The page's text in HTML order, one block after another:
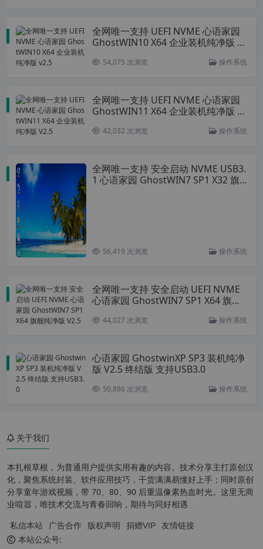
全网唯一支持 UEFI NVME 心语家园
GhostWIN10 X64 企业装机纯净版 v
54,075 次浏览 操作系统
全网唯一支持 UEFI NVME 心语家园
GhostWIN11 X64 企业装机纯净版 V
42,032 次浏览 操作系统
全网唯一支持 安全启动 NVME USB3.
1 心语家园 GhostWIN7 SP1 X32 旗
56,419 次浏览 操作系统
全网唯一支持 安全启动 UEFI NVME
心语家园 GhostWIN7 SP1 X64 旗舰
44,027 次浏览 操作系统
心语家园 GhostwinXP SP3 装机纯净
版 V2.5 终结版 支持USB3.0
50,886 次浏览 操作系统
关于我们
本扎根草根，为普通用户提供实用有趣的内容。技术分享主打原创汉
化，聚焦系统封装、软件应用技巧，干货满满易懂好上手；同时原创
分享童年游戏视频，带 70、80、90 后重温像素热血时光。这里无商
业喧嚣，唯技术交流与青春回响，期待与同好相遇
私信本站 广告合作 版权声明 捐赠VIP 友情链接
本站公众号: